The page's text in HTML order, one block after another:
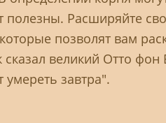
полезны. Расширяйте
позволят вам
великий Отто
умереть завтра".